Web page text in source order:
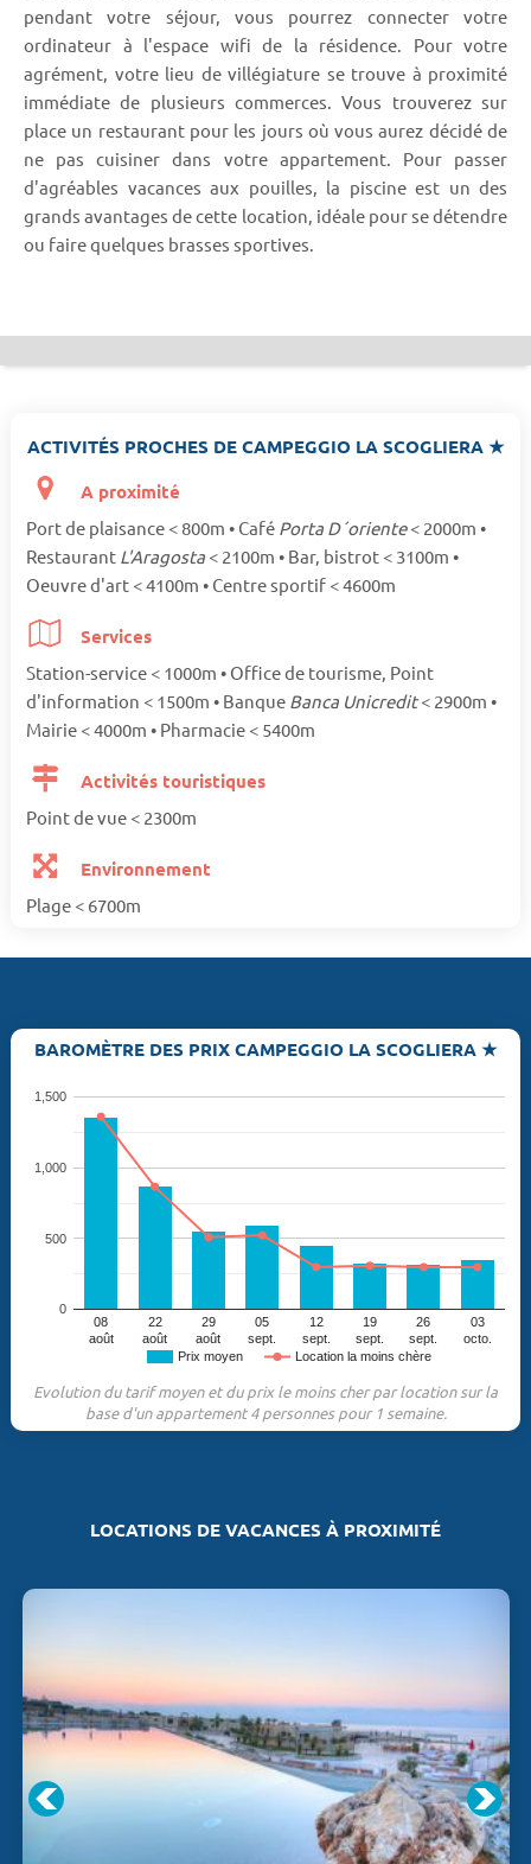
pendant votre séjour, vous pourrez connecter votre
ordinateur à l'espace wifi de la résidence. Pour votre
agrément, votre lieu de villégiature se trouve à proximité
immédiate de plusieurs commerces. Vous trouverez sur
place un restaurant pour les jours où vous aurez décidé de
ne pas cuisiner dans votre appartement. Pour passer
d'agréables vacances aux pouilles, la piscine est un des
grands avantages de cette location, idéale pour se détendre
ou faire quelques brasses sportives.
ACTIVITÉS PROCHES DE CAMPEGGIO LA SCOGLIERA ★
A proximité
Port de plaisance < 800m • Café Porta D´oriente< 2000m •
Restaurant L'Aragosta < 2100m • Bar, bistrot < 3100m •
Oeuvre d'art < 4100m • Centre sportif < 4600m
Services
Station-service < 1000m • Office de tourisme, Point
d'information < 1500m • Banque Banca Unicredit< 2900m •
Mairie < 4000m • Pharmacie < 5400m
Activités touristiques
Point de vue < 2300m
Environnement
Plage < 6700m
BAROMÈTRE DES PRIX CAMPEGGIO LA SCOGLIERA ★
Prix moyen Location la moins chère
08
août
22
août
29
août
05
sept.
12
sept.
19
sept.
26
sept.
03
octo.
0
500
1,000
1,500
Evolution du tarif moyen et du prix le moins cher par location sur la
base d'un appartement 4 personnes pour 1 semaine.
LOCATIONS DE VACANCES À PROXIMITÉ